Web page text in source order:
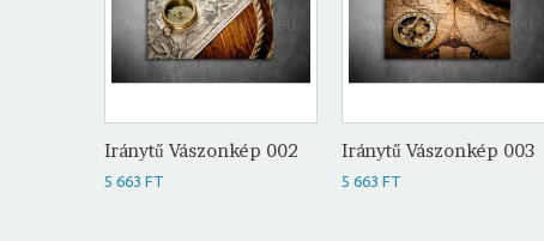
Iránytű Vászonkép 002
5 663 FT
Iránytű Vászonkép 003
5 663 FT